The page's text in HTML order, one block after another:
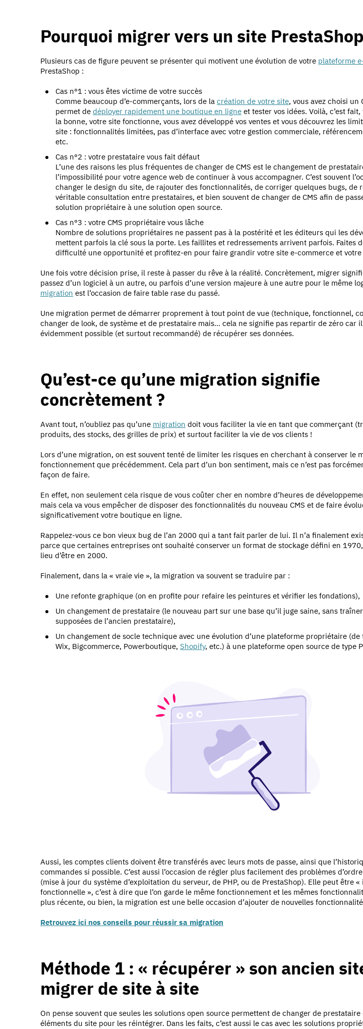
Pourquoi migrer vers un site
Plusieurs cas de figure peuvent se présenter qui motivent une évolution de votre plateforme
PrestaShop :
Cas n°1 : vous êtes victime de votre succès
Comme beaucoup d’e-commerçants, lors de la création de votre site, vous avez choisi un
permet de déployer rapidement une boutique en ligne et tester vos idées. Voilà, c’est
la bonne, votre site fonctionne, vous avez développé vos ventes et vous découvrez les
site : fonctionnalités limitées, pas d’interface avec votre gestion commerciale,
etc.
Cas n°2 : votre prestataire vous fait défaut
L’une des raisons les plus fréquentes de changer de CMS est le changement de
l’impossibilité pour votre agence web de continuer à vous accompagner. C’est souvent
changer le design du site, de rajouter des fonctionnalités, de corriger quelques bugs, de
véritable consultation entre prestataires, et bien souvent de changer de CMS afin de
solution propriétaire à une solution open source.
Cas n°3 : votre CMS propriétaire vous lâche
Nombre de solutions propriétaires ne passent pas à la postérité et les éditeurs qui les
mettent parfois la clé sous la porte. Les faillites et redressements arrivent parfois. Faites
difficulté une opportunité et profitez-en pour faire grandir votre site e-commerce et
Une fois votre décision prise, il reste à passer du rêve à la réalité. Concrètement, migrer
passez d’un logiciel à un autre, ou parfois d’une version majeure à une autre pour le même
migration est l’occasion de faire table rase du passé.
Une migration permet de démarrer proprement à tout point de vue (technique, fonctionnel,
changer de look, de système et de prestataire mais… cela ne signifie pas repartir de zéro car
évidemment possible (et surtout recommandé) de récupérer ses données.
Qu’est-ce qu’une migration signifie
concrètement ?
Avant tout, n’oubliez pas qu’une migration doit vous faciliter la vie en tant que commerçant
produits, des stocks, des grilles de prix) et surtout faciliter la vie de vos clients !
Lors d’une migration, on est souvent tenté de limiter les risques en cherchant à conserver le
fonctionnement que précédemment. Cela part d’un bon sentiment, mais ce n’est pas
façon de faire.
En effet, non seulement cela risque de vous coûter cher en nombre d’heures de
mais cela va vous empêcher de disposer des fonctionnalités du nouveau CMS et de faire
significativement votre boutique en ligne.
Rappelez-vous ce bon vieux bug de l’an 2000 qui a tant fait parler de lui. Il n’a finalement
parce que certaines entreprises ont souhaité conserver un format de stockage défini en
lieu d’être en 2000.
Finalement, dans la « vraie vie », la migration va souvent se traduire par :
Une refonte graphique (on en profite pour refaire les peintures et vérifier les fondations),
Un changement de prestataire (le nouveau part sur une base qu’il juge saine, sans
supposées de l’ancien prestataire),
Un changement de socle technique avec une évolution d’une plateforme propriétaire (de
Wix, Bigcommerce, Powerboutique, Shopify, etc.) à une plateforme open source de type
Aussi, les comptes clients doivent être transférés avec leurs mots de passe, ainsi que
commandes si possible. C’est aussi l’occasion de régler plus facilement des problèmes
(mise à jour du système d’exploitation du serveur, de PHP, ou de PrestaShop). Elle peut être «
fonctionnelle », c’est à dire que l’on garde le même fonctionnement et les mêmes
plus récente, ou bien, la migration est une belle occasion d’ajouter de nouvelles
Retrouvez ici nos conseils pour réussir sa migration
Méthode 1 : « récupérer » son ancien
migrer de site à site
On pense souvent que seules les solutions open source permettent de changer de prestataire
éléments du site pour les réintégrer. Dans les faits, c’est aussi le cas avec les solutions